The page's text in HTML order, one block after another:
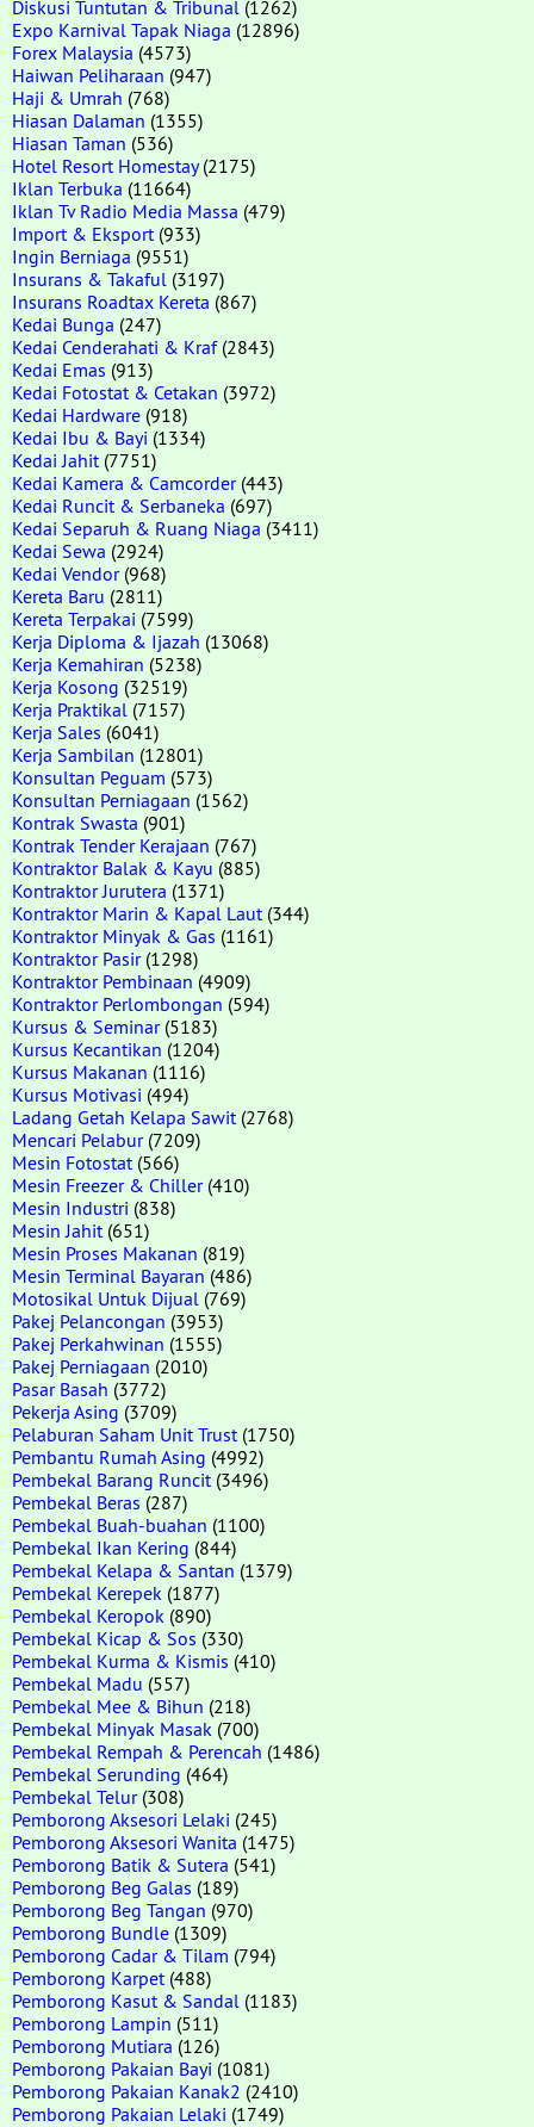
Diskusi Tuntutan & Tribunal (1262)
Expo Karnival Tapak Niaga (12896)
Forex Malaysia (4573)
Haiwan Peliharaan (947)
Haji & Umrah (768)
Hiasan Dalaman (1355)
Hiasan Taman (536)
Hotel Resort Homestay(2175)
Iklan Terbuka (11664)
Iklan Tv Radio Media Massa (479)
Import & Eksport (933)
Ingin Berniaga (9551)
Insurans & Takaful (3197)
Insurans Roadtax Kereta (867)
Kedai Bunga (247)
Kedai Cenderahati & Kraf(2843)
Kedai Emas (913)
Kedai Fotostat & Cetakan (3972)
Kedai Hardware (918)
Kedai Ibu & Bayi (1334)
Kedai Jahit (7751)
Kedai Kamera & Camcorder(443)
Kedai Runcit & Serbaneka (697)
Kedai Separuh & Ruang Niaga (3411)
Kedai Sewa (2924)
Kedai Vendor(968)
Kereta Baru (2811)
Kereta Terpakai (7599)
Kerja Diploma & Ijazah (13068)
Kerja Kemahiran (5238)
Kerja Kosong (32519)
Kerja Praktikal (7157)
Kerja Sales (6041)
Kerja Sambilan (12801)
Konsultan Peguam (573)
Konsultan Perniagaan (1562)
Kontrak Swasta (901)
Kontrak Tender Kerajaan (767)
Kontraktor Balak & Kayu (885)
Kontraktor Jurutera (1371)
Kontraktor Marin & Kapal Laut (344)
Kontraktor Minyak & Gas (1161)
Kontraktor Pasir(1298)
Kontraktor Pembinaan (4909)
Kontraktor Perlombongan (594)
Kursus & Seminar(5183)
Kursus Kecantikan (1204)
Kursus Makanan (1116)
Kursus Motivasi (494)
Ladang Getah Kelapa Sawit (2768)
Mencari Pelabur(7209)
Mesin Fotostat (566)
Mesin Freezer & Chiller(410)
Mesin Industri (838)
Mesin Jahit (651)
Mesin Proses Makanan (819)
Mesin Terminal Bayaran (486)
Motosikal Untuk Dijual (769)
Pakej Pelancongan (3953)
Pakej Perkahwinan (1555)
Pakej Perniagaan (2010)
Pasar Basah (3772)
Pekerja Asing (3709)
Pelaburan Saham Unit Trust (1750)
Pembantu Rumah Asing (4992)
Pembekal Barang Runcit (3496)
Pembekal Beras (287)
Pembekal Buah-buahan (1100)
Pembekal Ikan Kering (844)
Pembekal Kelapa & Santan (1379)
Pembekal Kerepek (1877)
Pembekal Keropok (890)
Pembekal Kicap & Sos (330)
Pembekal Kurma & Kismis (410)
Pembekal Madu (557)
Pembekal Mee & Bihun (218)
Pembekal Minyak Masak (700)
Pembekal Rempah & Perencah (1486)
Pembekal Serunding (464)
Pembekal Telur(308)
Pemborong Aksesori Lelaki (245)
Pemborong Aksesori Wanita (1475)
Pemborong Batik & Sutera (541)
Pemborong Beg Galas (189)
Pemborong Beg Tangan (970)
Pemborong Bundle (1309)
Pemborong Cadar & Tilam (794)
Pemborong Karpet (488)
Pemborong Kasut & Sandal (1183)
Pemborong Lampin (511)
Pemborong Mutiara (126)
Pemborong Pakaian Bayi (1081)
Pemborong Pakaian Kanak2 (2410)
Pemborong Pakaian Lelaki (1749)